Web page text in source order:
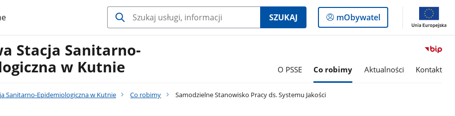
SZUKAJ
Logowanie
do
mObywatel
Stacja Sanitarno-
w Kutnie
O PSSE Co robimy Aktualności Kontakt
Sanitarno-Epidemiologiczna w Kutnie Co robimy Samodzielne Stanowisko Pracy ds. Systemu Jakości